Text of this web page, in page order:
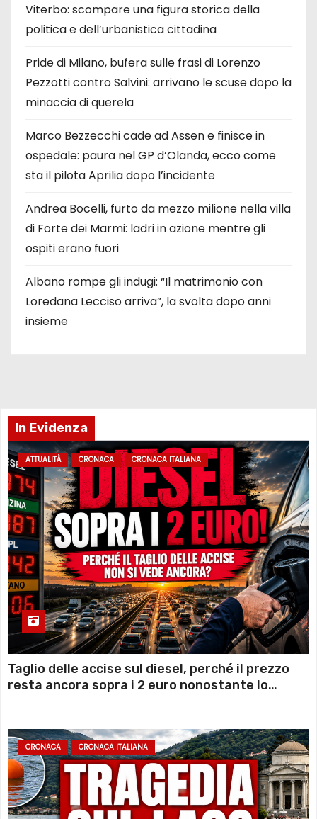
Viterbo: scompare una figura storica della
politica e dell’urbanistica cittadina
Pride di Milano, bufera sulle frasi di Lorenzo
Pezzotti contro Salvini: arrivano le scuse dopo la
minaccia di querela
Marco Bezzecchi cade ad Assen e finisce in
ospedale: paura nel GP d’Olanda, ecco come
sta il pilota Aprilia dopo l’incidente
Andrea Bocelli, furto da mezzo milione nella villa
di Forte dei Marmi: ladri in azione mentre gli
ospiti erano fuori
Albano rompe gli indugi: “Il matrimonio con
Loredana Lecciso arriva”, la svolta dopo anni
insieme
In Evidenza
ATTUALITÀ CRONACA CRONACA ITALIANA
Taglio delle accise sul diesel, perché il prezzo
resta ancora sopra i 2 euro nonostante lo
CRONACA CRONACA ITALIANA